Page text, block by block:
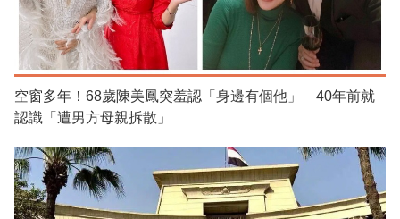
空窗多年！68歲陳美鳳突羞認「身邊有個他」 40年前就
認識「遭男方母親拆散」